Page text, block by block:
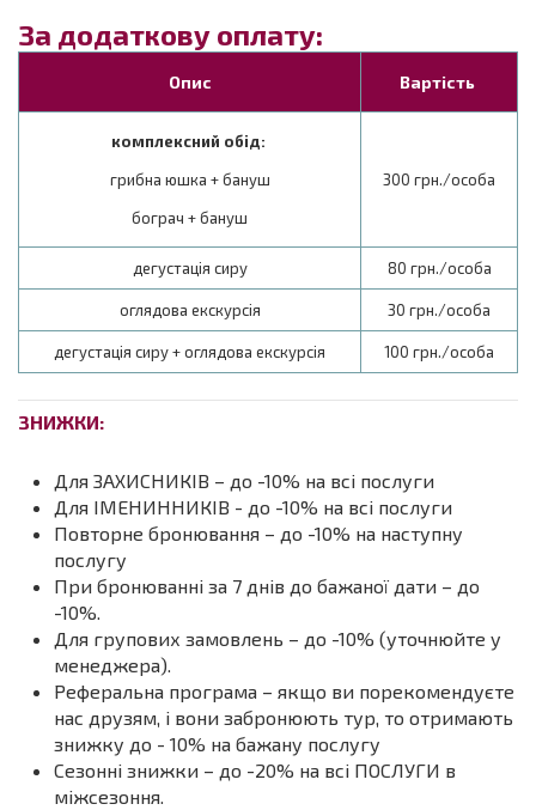
За додаткову оплату:
Опис Вартість
комплексний обід:
грибна юшка + бануш
бограч + бануш
300 грн./особа
дегустація сиру 80 грн./особа
оглядова екскурсія 30 грн./особа
дегустація сиру + оглядова екскурсія 100 грн./особа
ЗНИЖКИ:
Для ЗАХИСНИКІВ – до -10% на всі послуги
Для ІМЕНИННИКІВ - до -10% на всі послуги
Повторне бронювання – до -10% на наступну
послугу
При бронюванні за 7 днів до бажаної дати – до
-10%.
Для групових замовлень – до -10% (уточнюйте у
менеджера).
Реферальна програма – якщо ви порекомендуєте
нас друзям, і вони забронюють тур, то отримають
знижку до - 10% на бажану послугу
Сезонні знижки – до -20% на всі ПОСЛУГИ в
міжсезоння.